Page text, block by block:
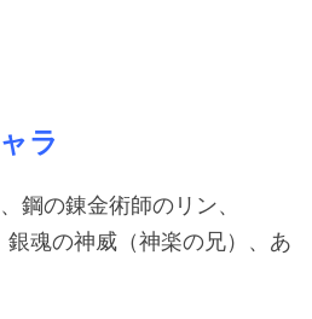
ラ
鋼の錬金術師のリン、
魂の神威（神楽の兄）、あ